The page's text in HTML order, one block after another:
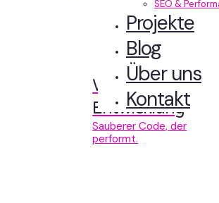
SEO &
Projekte
Blog
Über uns
Kontakt
Web-
Entwicklung
Sauberer Code, der
performt.